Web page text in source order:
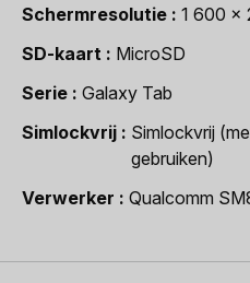
Schermresolutie
1 600 x
SD-kaart
MicroSD
Serie
Galaxy Tab
Simlockvrij
Simlockvrij
gebruiken)
Verwerker
Qualcomm